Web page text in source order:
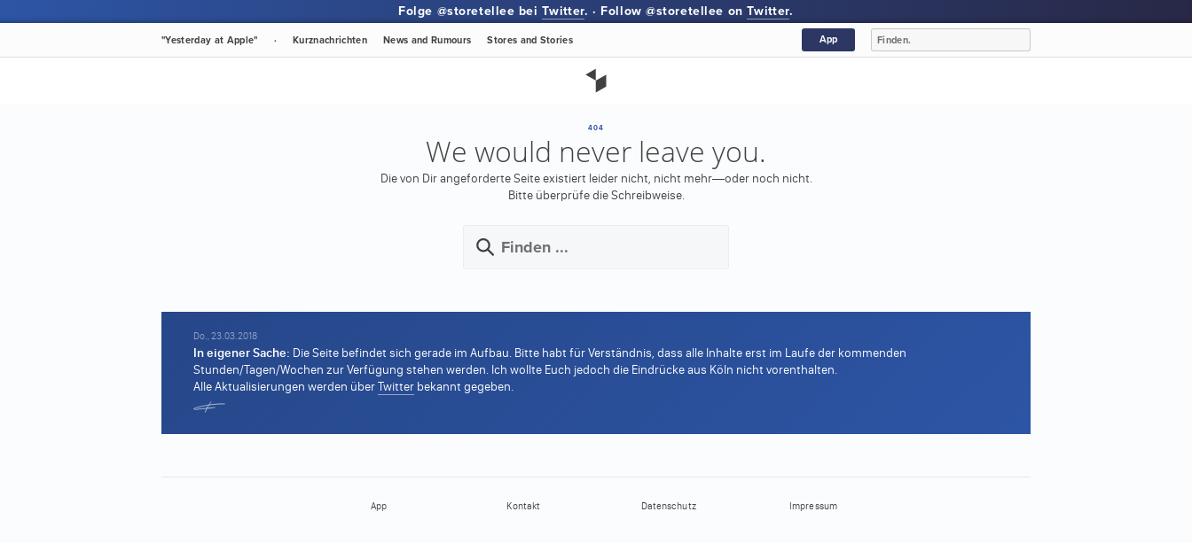
Folge @storetellee beiTwitter. · Follow @storetellee onTwitter.
"Yesterday at Apple" · Kurznachrichten News and Rumours Stores and Stories App
404
We would never leave you.
Die von Dir angeforderte Seite existiert leider nicht, nicht mehr—oder noch nicht.
Bitte überprüfe die Schreibweise.
Do., 23.03.2018
In eigener Sache: Die Seite befindet sich gerade im Aufbau. Bitte habt für Verständnis, dass alle Inhalte erst im Laufe der kommenden
Stunden/Tagen/Wochen zur Verfügung stehen werden. Ich wollte Euch jedoch die Eindrücke aus Köln nicht vorenthalten.
Alle Aktualisierungen werden überTwitter bekannt gegeben.
App Kontakt Datenschutz Impressum